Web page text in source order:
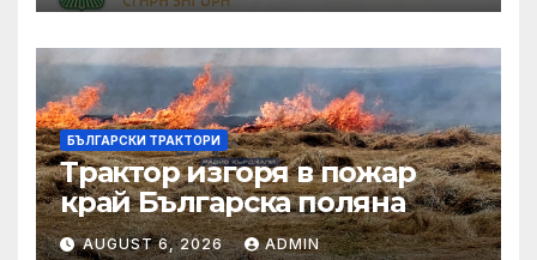
БЪЛГАРСКИ ТРАКТОРИ
Трактор изгоря в пожар
край Българска поляна
AUGUST 6, 2026 ADMIN